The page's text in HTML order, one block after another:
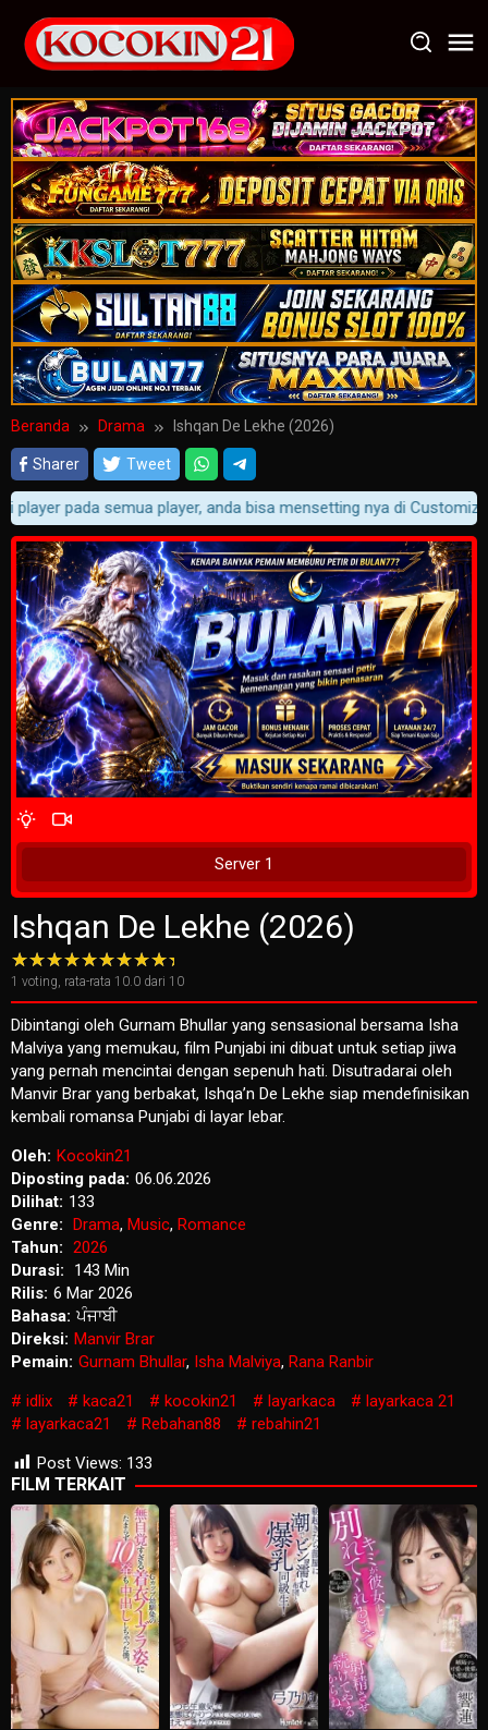
konten
Beranda Drama Ishqan De Lekhe (2026)
Sharer Tweet
pada semua player, anda bisa mensetting nya di Customizer
Tunggu 1 Detik
4 Wait Time
Server 1
Ishqan De Lekhe (2026)
1 voting, rata-rata 10.0 dari 10
Dibintangi oleh Gurnam Bhullar yang sensasional bersama Isha
Malviya yang memukau, film Punjabi ini dibuat untuk setiap jiwa
yang pernah mencintai dengan sepenuh hati. Disutradarai oleh
Manvir Brar yang berbakat, Ishqa’n De Lekhe siap mendefinisikan
kembali romansa Punjabi di layar lebar.
Oleh: Kocokin21
Diposting pada: 06.06.2026
Dilihat: 133
Genre:
Drama, Music, Romance
Tahun: 2026
Durasi:
143 Min
Rilis: 6 Mar 2026
Bahasa: ਪੰਜਾਬੀ
Direksi: Manvir Brar
Pemain: Gurnam Bhullar, Isha Malviya, Rana Ranbir
idlix
kaca21 kocokin21 layarkaca
layarkaca 21
layarkaca21
Rebahan88
rebahin21
Post Views: 133
FILM TERKAIT